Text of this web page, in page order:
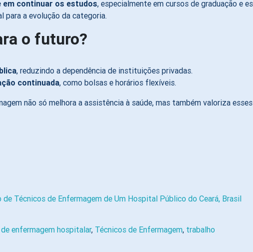
em continuar os estudos, especialmente em cursos de graduação e
para a evolução da categoria.
o futuro?
, reduzindo a dependência de instituições privadas.
continuada, como bolsas e horários flexíveis.
não só melhora a assistência à saúde, mas também valoriza
Técnicos de Enfermagem de Um Hospital Público do Ceará, Brasil
enfermagem hospitalar, Técnicos de Enfermagem, trabalho